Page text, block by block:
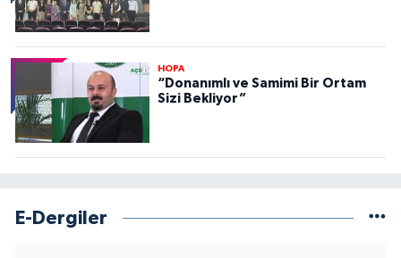
HOPA
“Donanımlı ve Samimi Bir Ortam
Sizi Bekliyor”
E-Dergiler